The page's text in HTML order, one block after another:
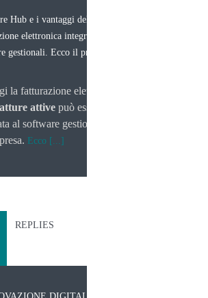
Hub e i vantaggi della
elettronica integrata ai
gestionali. Ecco il primo.
la fatturazione elettronica
attive può essere
al software gestionale della
Ecco [...]
REPLIES